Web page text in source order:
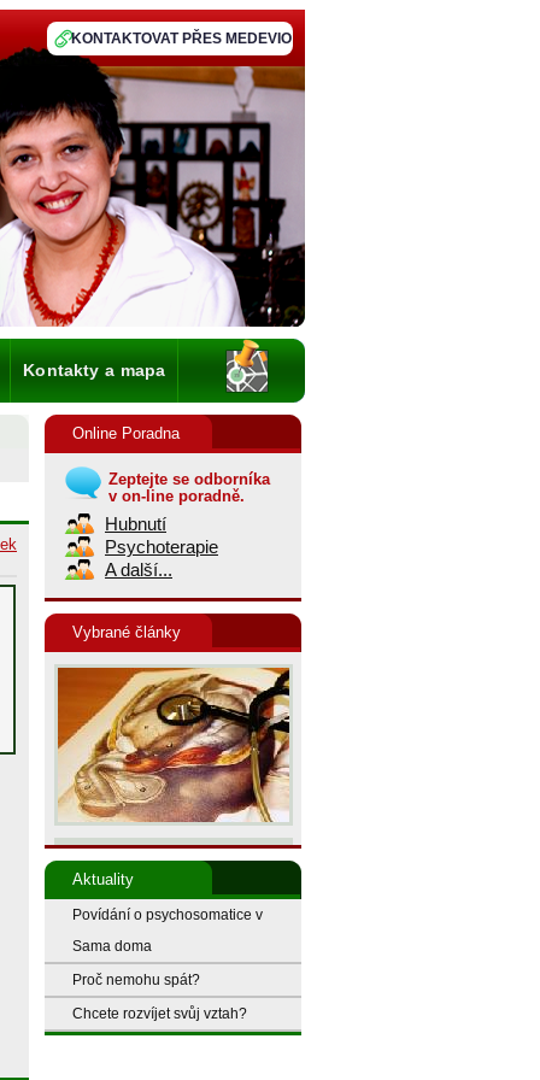
KONTAKTOVAT PŘES MEDEVIO
Kontakty a mapa
Online Poradna
Zeptejte se odborníka
v on-line poradně.
Hubnutí
Psychoterapie
A další...
Vybrané články
Aktuality
Povídání o psychosomatice v
Sama doma
Proč nemohu spát?
Chcete rozvíjet svůj vztah?